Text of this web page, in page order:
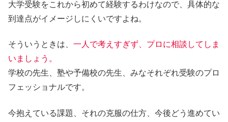
大学受験をこれから初めて経験するわけなので、具体的な
到達点がイメージしにくいですよね。
そういうときは、 一人で考えすぎず、プロに相談してしま
いましょう。
学校の先生、塾や予備校の先生、みなそれぞれ受験のプロ
フェッショナルです。
今抱えている課題、それの克服の仕方、今後どう進めてい